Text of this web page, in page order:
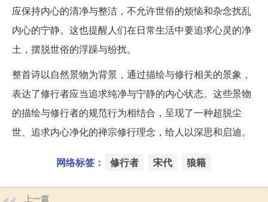
应保持内心的清净与整洁，不允许世俗的烦恼和杂念扰乱
内心的宁静。这也提醒人们在日常生活中要追求心灵的净
土，摆脱世俗的浮躁与纷扰。
整首诗以自然景物为背景，通过描绘与修行相关的景象，
表达了修行者应当追求纯净与宁静的内心状态。这些景物
的描绘与修行者的规范行为相结合，呈现了一种超脱尘
世、追求内心净化的禅宗修行理念，给人以深思和启迪。
网络标签： 修行者 宋代 狼籍
上一篇